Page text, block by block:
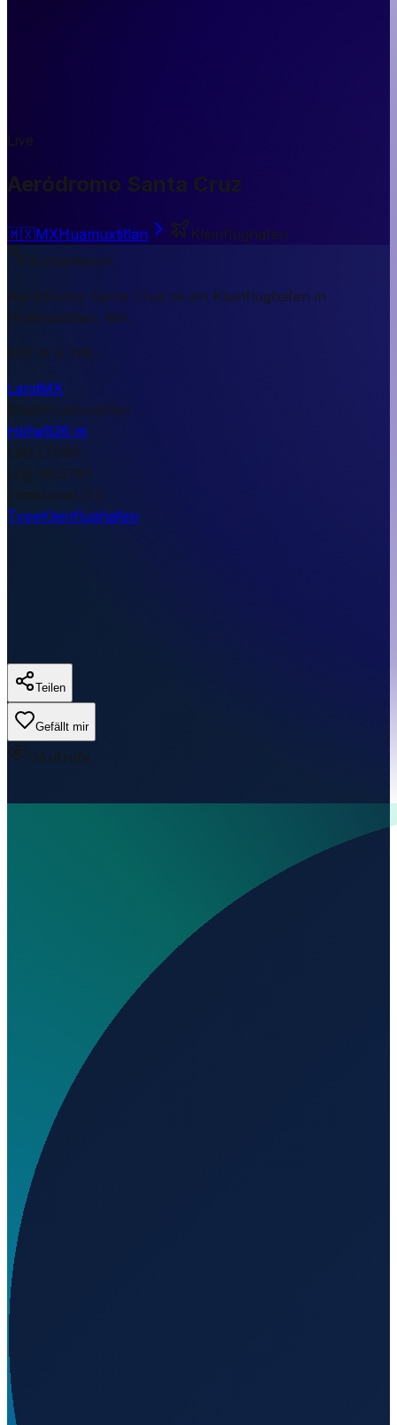
Live
Aeródromo Santa Cruz
🇲🇽MXHuamuxtitlan
Kleinflughafen
Kurzantwort
Aeródromo Santa Cruz ist ein Kleinflughafen in
Huamuxtitlan, MX.
926 m ü. NN.
LandMX
StadtHuamuxtitlan
Höhe926 m
Lat17.7690
Lng-98.5761
TimezoneUTC
TypeKleinflughafen
Teilen
Gefällt mir
0Aufrufe
Wird geladen...